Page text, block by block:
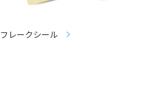
フレークシール